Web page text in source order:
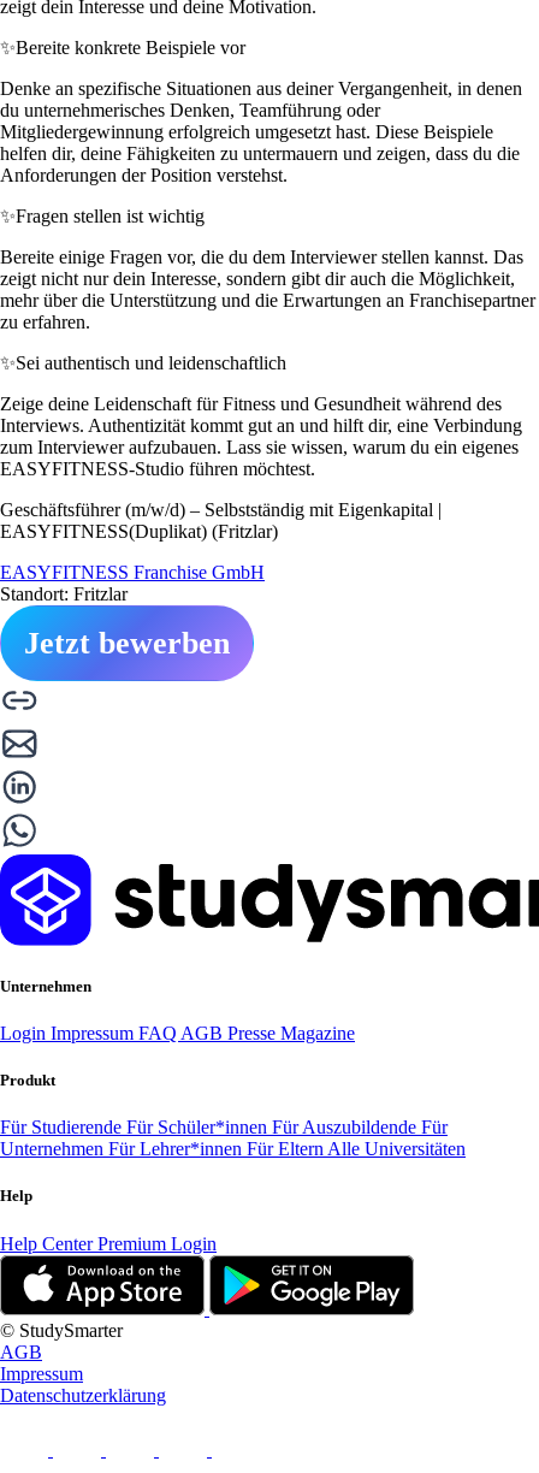
zeigt dein Interesse und deine Motivation.
✨Bereite konkrete Beispiele vor
Denke an spezifische Situationen aus deiner Vergangenheit, in denen
du unternehmerisches Denken, Teamführung oder
Mitgliedergewinnung erfolgreich umgesetzt hast. Diese Beispiele
helfen dir, deine Fähigkeiten zu untermauern und zeigen, dass du die
Anforderungen der Position verstehst.
✨Fragen stellen ist wichtig
Bereite einige Fragen vor, die du dem Interviewer stellen kannst. Das
zeigt nicht nur dein Interesse, sondern gibt dir auch die Möglichkeit,
mehr über die Unterstützung und die Erwartungen an Franchisepartner
zu erfahren.
✨Sei authentisch und leidenschaftlich
Zeige deine Leidenschaft für Fitness und Gesundheit während des
Interviews. Authentizität kommt gut an und hilft dir, eine Verbindung
zum Interviewer aufzubauen. Lass sie wissen, warum du ein eigenes
EASYFITNESS-Studio führen möchtest.
Geschäftsführer (m/w/d) – Selbstständig mit Eigenkapital |
EASYFITNESS(Duplikat) (Fritzlar)
EASYFITNESS Franchise GmbH
Standort: Fritzlar
Jetzt bewerben
Unternehmen
Login Impressum FAQ AGB Presse Magazine
Produkt
Für Studierende Für Schüler*innen Für Auszubildende Für
Unternehmen Für Lehrer*innen Für Eltern Alle Universitäten
Help
Help CenterPremium Login
© StudySmarter
AGB
Impressum
Datenschutzerklärung